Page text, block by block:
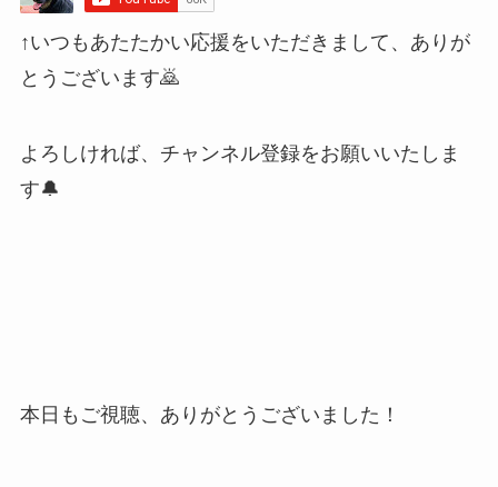
↑いつもあたたかい応援をいただきまして、ありが
とうございます🙇
よろしければ、チャンネル登録をお願いいたしま
す🔔
本日もご視聴、ありがとうございました！